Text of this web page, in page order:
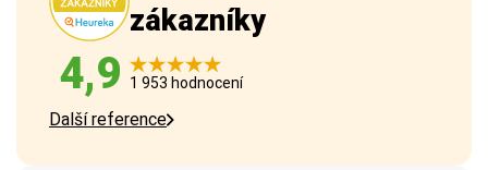
zákazníky
4,9 1 953 hodnocení
Další reference